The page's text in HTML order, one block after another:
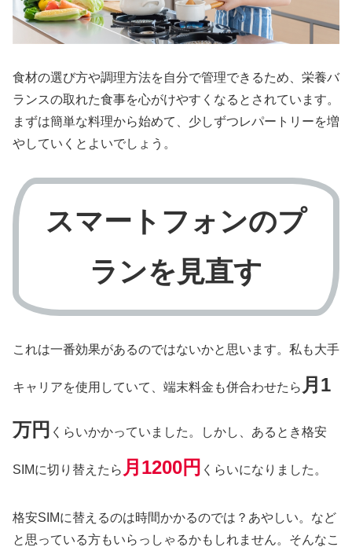
食材の選び方や調理方法を自分で管理できるため、栄養バ
ランスの取れた食事を心がけやすくなるとされています。
まずは簡単な料理から始めて、少しずつレパートリーを増
やしていくとよいでしょう。
スマートフォンのプ
ランを見直す
これは一番効果があるのではないかと思います。私も大手
キャリアを使用していて、端末料金も併合わせたら 月1
万円 くらいかかっていました。しかし、あるとき格安
SIMに切り替えたら 月1200円 くらいになりました。
格安SIMに替えるのは時間かかるのでは？あやしい。など
と思っている方もいらっしゃるかもしれません。そんなこ